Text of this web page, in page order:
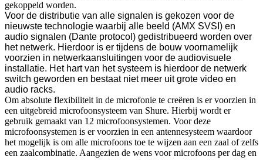
gekoppeld worden.
Voor de distributie van alle signalen is gekozen voor de
nieuwste technologie waarbij alle beeld (AMX SVSI) en
audio signalen (Dante protocol) gedistribueerd worden over
het netwerk. Hierdoor is er tijdens de bouw voornamelijk
voorzien in netwerkaansluitingen voor de audiovisuele
installatie. Het hart van het systeem is hierdoor de netwerk
switch geworden en bestaat niet meer uit grote video en
audio racks.
Om absolute flexibiliteit in de microfonie te creëren is er voorzien in
een uitgebreid microfoonsysteem van Shure. Hierbij wordt er
gebruik gemaakt van 12 microfoonsystemen. Voor deze
microfoonsystemen is er voorzien in een antennesysteem waardoor
het mogelijk is om alle microfoons toe te wijzen aan een zaal of zelfs
een zaalcombinatie. Aangezien de wens voor microfoons per dag en